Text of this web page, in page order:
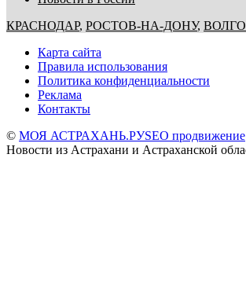
КРАСНОДАР, РОСТОВ-НА-ДОНУ,
Карта сайта
Правила использования
Политика конфиденциальности
Реклама
Контакты
© МОЯ АСТРАХАНЬ.РУSEO продвижение
Новости из Астрахани и Астраханской